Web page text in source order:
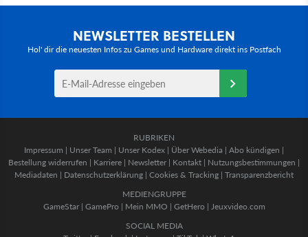
NEWSLETTER BESTELLEN
Hol' dir die neuesten Infos zu Games und Hardware direkt ins Postfach
RUBRIKEN
Impressum | Unser Team | Unser Kodex | Über Webedia | Abo kündigen |
Bestellung widerrufen | Karriere | Newsletter | Kontakt | Nutzungsbestimmungen |
Mediadaten | Datenschutzerklärung | Cookies & Tracking | Transparenzbericht
MEDIENGRUPPE
GameStar| GamePro | Mein MMO | GetHero | Jeuxvideo.com
SOCIAL MEDIA